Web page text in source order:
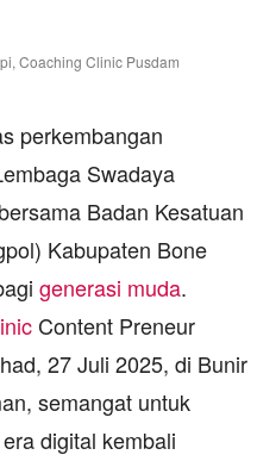
perkembangan
Swadaya
bersama Badan Kesatuan
Kabupaten Bone
generasi muda.
Content Preneur
27 Juli 2025, di Bunir
semangat untuk
digital kembali